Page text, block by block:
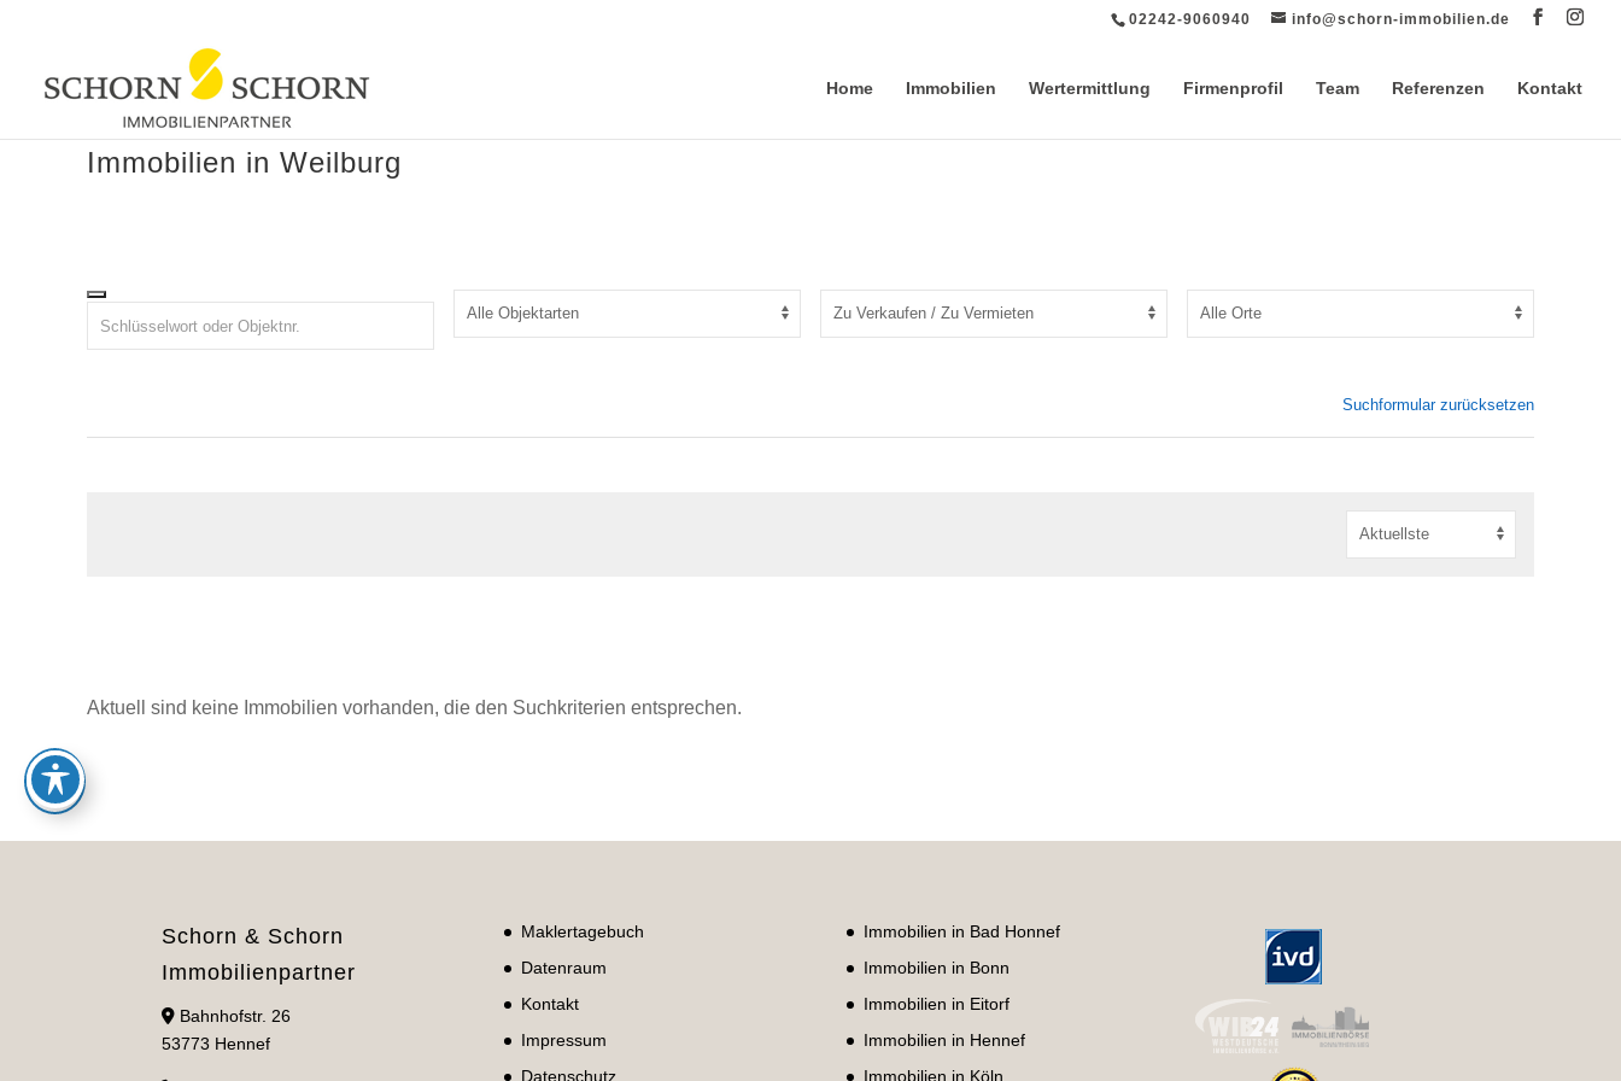
02242-9060940 info@schorn-immobilien.de
Home Immobilien Wertermittlung Firmenprofil Team Referenzen Kontakt
Immobilien in Weilburg
Suchformular zurücksetzen
Aktuell sind keine Immobilien vorhanden, die den Suchkriterien entsprechen.
Schorn & Schorn
Immobilienpartner
Bahnhofstr. 26
53773 Hennef
Maklertagebuch
Datenraum
Kontakt
Impressum
Datenschutz
Immobilien in Bad Honnef
Immobilien in Bonn
Immobilien in Eitorf
Immobilien in Hennef
Immobilien in Köln